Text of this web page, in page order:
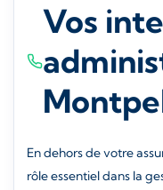
Vos
En dehors de votre
rôle essentiel dans la